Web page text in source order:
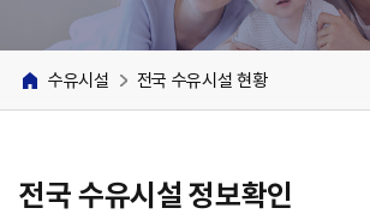
수유시설 전국 수유시설 현황
전국 수유시설 정보확인